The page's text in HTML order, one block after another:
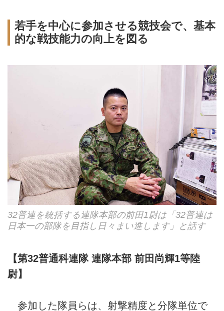
若手を中心に参加させる競技会で、基本
的な戦技能力の向上を図る
32普連を統括する連隊本部の前田1尉は「32普連は
日本一の部隊を目指し日々まい進します」と話す
【第32普通科連隊 連隊本部 前田尚輝1等陸
尉】
参加した隊員らは、射撃精度と分隊単位で